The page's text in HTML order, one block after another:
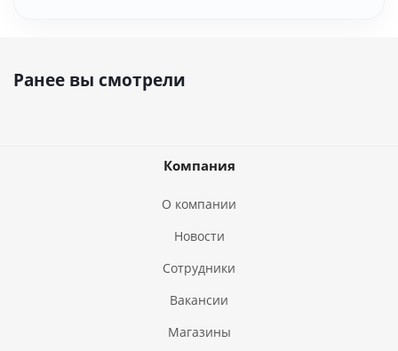
Ранее вы смотрели
Компания
О компании
Новости
Сотрудники
Вакансии
Магазины